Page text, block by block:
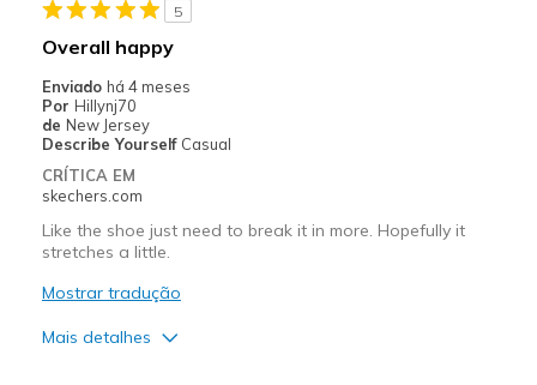
Travel
Width
Sizing
View On Shoes
I'm Into Shoes
5
Overall happy
Enviado há 4 meses
Por Hillynj70
de New Jersey
Describe Yourself Casual
CRÍTICA EM
skechers.com
Like the shoe just need to break it in more. Hopefully it
stretches a little.
Mostrar tradução
Mais detalhes